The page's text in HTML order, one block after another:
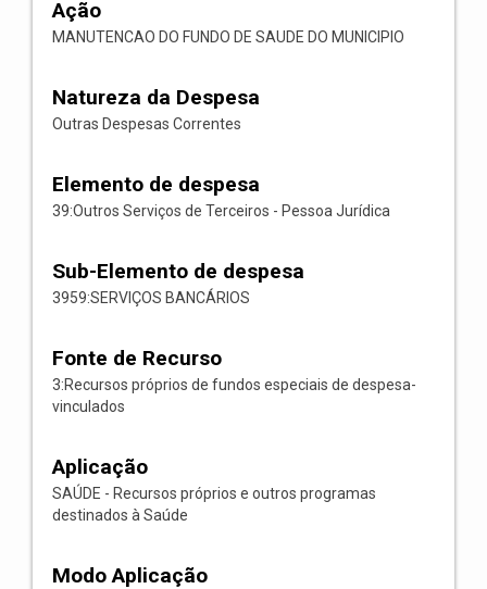
Ação
MANUTENCAO DO FUNDO DE SAUDE DO MUNICIPIO
Natureza da Despesa
Outras Despesas Correntes
Elemento de despesa
39:Outros Serviços de Terceiros - Pessoa Jurídica
Sub-Elemento de despesa
3959:SERVIÇOS BANCÁRIOS
Fonte de Recurso
3:Recursos próprios de fundos especiais de despesa-
vinculados
Aplicação
SAÚDE - Recursos próprios e outros programas
destinados à Saúde
Modo Aplicação